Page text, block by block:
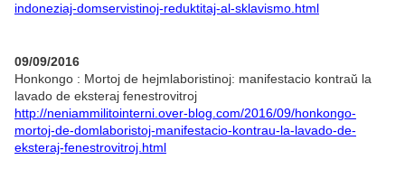
indoneziaj-domservistinoj-reduktitaj-al-sklavismo.html
09/09/2016
Honkongo : Mortoj de hejmlaboristinoj: manifestacio kontraŭ la
lavado de eksteraj fenestrovitroj
http://neniammilitointerni.over-blog.com/2016/09/honkongo-
mortoj-de-domlaboristoj-manifestacio-kontrau-la-lavado-de-
eksteraj-fenestrovitroj.html